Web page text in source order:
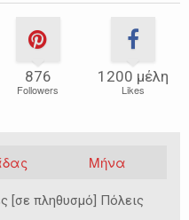
876
Followers
1200 μέλη
Likes
Μήνα
[σε πληθυσμό] Πόλεις